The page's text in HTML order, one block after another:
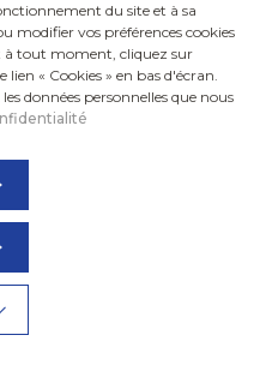
du site et à sa
modifier vos préférences cookies
à tout moment, cliquez sur
lien « Cookies » en bas d'écran.
données personnelles que nous